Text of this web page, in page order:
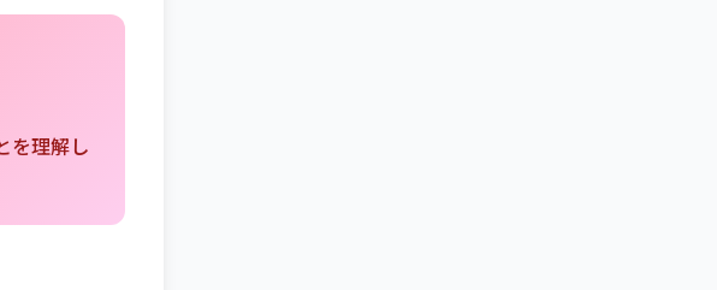
を理解し